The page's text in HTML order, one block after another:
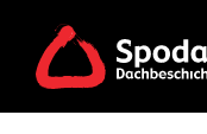
content